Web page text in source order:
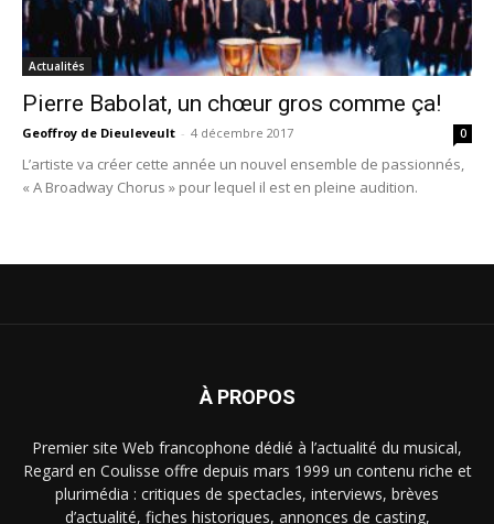
Actualités
Pierre Babolat, un chœur gros comme ça!
Geoffroy de Dieuleveult - 4 décembre 2017 0
L’artiste va créer cette année un nouvel ensemble de passionnés,
« A Broadway Chorus » pour lequel il est en pleine audition.
À PROPOS
Premier site Web francophone dédié à l’actualité du musical,
Regard en Coulisse offre depuis mars 1999 un contenu riche et
plurimédia : critiques de spectacles, interviews, brèves
d’actualité, fiches historiques, annonces de casting,